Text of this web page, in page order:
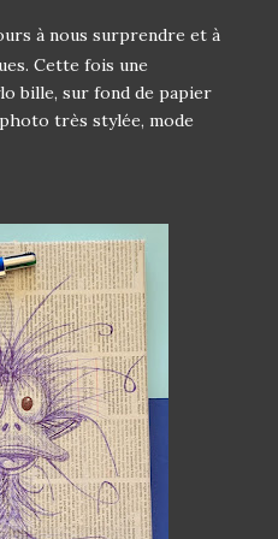
à nous surprendre et à
Cette fois une
bille, sur fond de papier
très stylée, mode